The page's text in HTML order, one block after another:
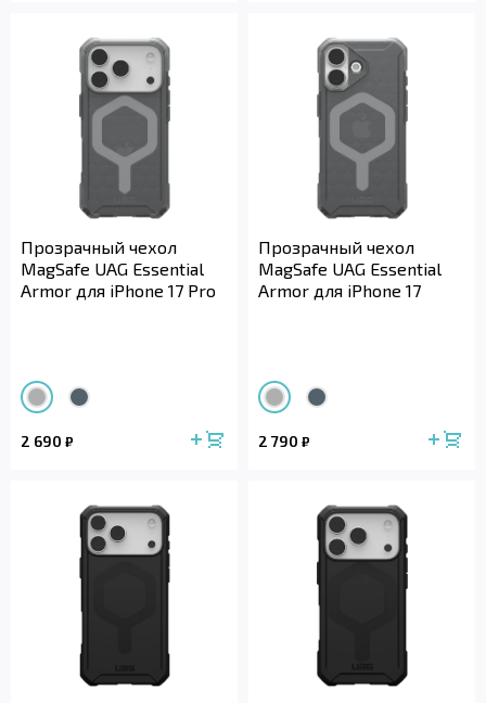
Прозрачный чехол
MagSafe UAG Essential
Armor для iPhone 17 Pro
2 690 ₽
Прозрачный чехол
MagSafe UAG Essential
Armor для iPhone 17
2 790 ₽